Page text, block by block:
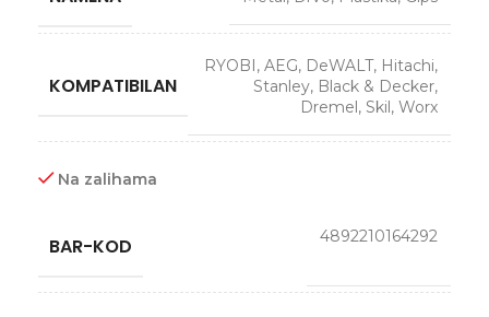
KOMPATIBILAN
RYOBI, AEG, DeWALT, Hitachi,
Stanley, Black & Decker,
Dremel, Skil, Worx
Na zalihama
BAR-KOD 4892210164292